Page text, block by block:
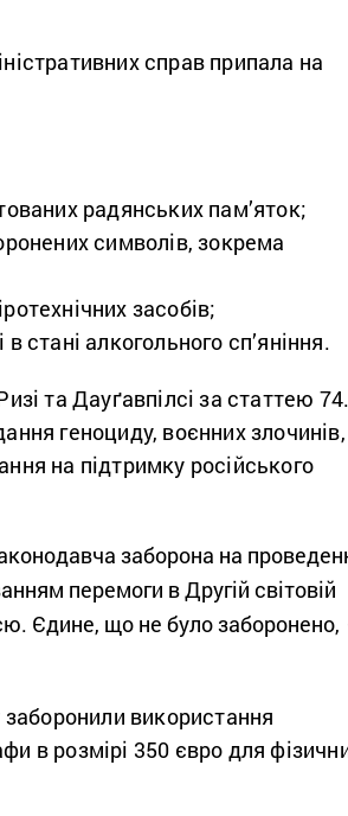
справ припала на
радянських пам’яток;
символів, зокрема
засобів;
стані алкогольного сп’яніння.
таДауґавпілсі за статтею
геноциду, воєнних злочинів,
на підтримку російського
заборона на
перемоги в Другій світовій
Єдине, що не було заборонено,
використання
в розмірі 350 євро для